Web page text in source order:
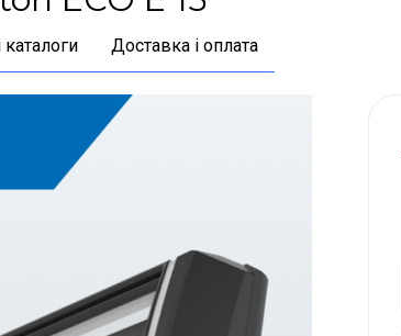
каталоги Доставка і оплата